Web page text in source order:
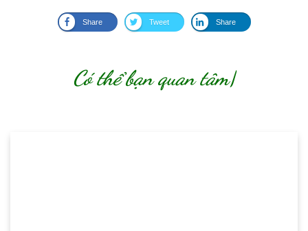
Share Tweet Share
Có thể bạn quan tâm|